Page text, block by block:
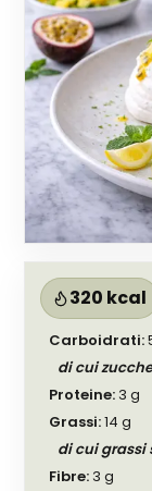
320 kcal
Carboidrati:
di cui
Proteine: 3 g
Grassi:14 g
di cui grassi
Fibre: 3 g